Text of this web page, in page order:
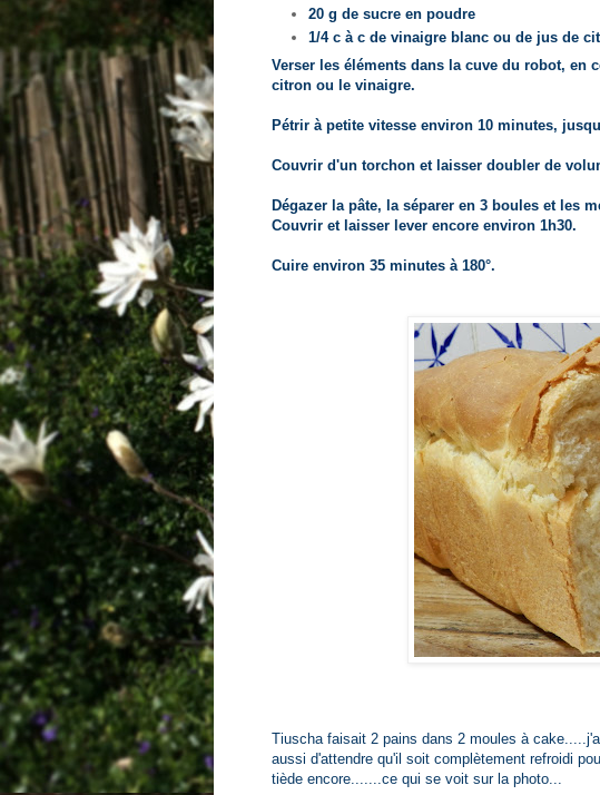
20 g de sucre en poudre
1/4 c à c de vinaigre blanc ou de jus de
Verser les éléments dans la cuve du robot, en
citron ou le vinaigre.
Pétrir à petite vitesse environ 10 minutes,
Couvrir d'un torchon et laisser doubler de
Dégazer la pâte, la séparer en 3 boules et les
Couvrir et laisser lever encore environ 1h30.
Cuire environ 35 minutes à 180°.
Tiuscha faisait 2 pains dans 2 moules à
aussi d'attendre qu'il soit complètement refroidi
tiède encore.......ce qui se voit sur la photo...